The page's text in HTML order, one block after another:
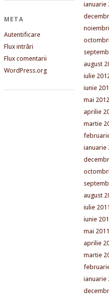
META
Autentificare
Flux intrări
Flux comentarii
WordPress.org
ianuarie
august
iulie
iunie
mai 2012
aprilie
martie
ianuarie
august
iulie 2011
iunie
mai 2011
aprilie
martie
ianuarie